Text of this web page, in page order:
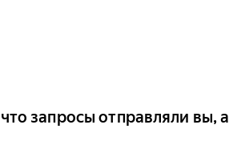
запросы отправляли вы, а